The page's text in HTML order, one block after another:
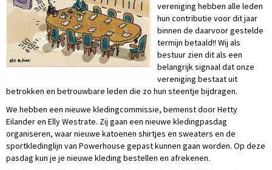
vereniging hebben alle leden
hun contributie voor dit jaar
binnen de daarvoor gestelde
termijn betaald!! Wij als
bestuur zien dit als een
belangrijk signaal dat onze
vereniging bestaat uit
betrokken en betrouwbare leden die zo hun steentje bijdragen.
We hebben een nieuwe kledingcommissie, bemenst door Hetty
Eilander en Elly Westrate. Zij gaan een nieuwe kledingpasdag
organiseren, waar nieuwe katoenen shirtjes en sweaters en de
sportkledinglijn van Powerhouse gepast kunnen gaan worden. Op deze
pasdag kun je je nieuwe kleding bestellen en afrekenen.